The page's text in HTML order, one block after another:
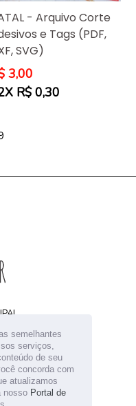
semelhantes
serviços,
de seu
concorda com
atualizamos
nosso Portal de
- Arquivo Corte
e Tags (PDF,
SVG)
3,00
R$ 0,30